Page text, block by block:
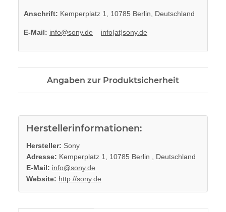
Anschrift: Kemperplatz 1, 10785 Berlin, Deutschland
E-Mail: info@sony.de info[at]sony.de
Angaben zur Produktsicherheit
Herstellerinformationen:
Hersteller: Sony
Adresse: Kemperplatz 1, 10785 Berlin , Deutschland
E-Mail: info@sony.de
Website: http://sony.de